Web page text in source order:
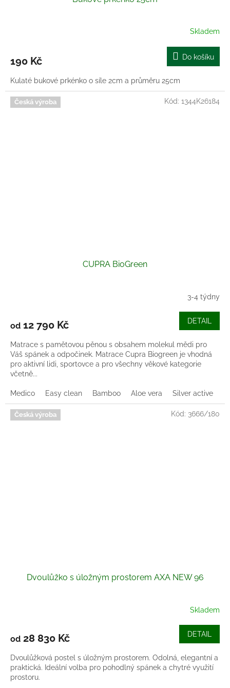
Skladem
190 Kč Do košíku
Kulaté bukové prkénko o síle 2cm a průměru 25cm
Česká výroba
CUPRA BioGreen
3-4 týdny
od 12 790 Kč DETAIL
Matrace s pamětovou pěnou s obsahem molekul mědi pro
Váš spánek a odpočinek. Matrace Cupra Biogreen je vhodná
pro aktivní lidi, sportovce a pro všechny věkové kategorie
včetně...
Medico Easy clean Bamboo Aloe vera Silver active
Kód: 1344K26184
Česká výroba
Dvoulůžko s úložným prostorem AXA NEW 96
Skladem
od 28 830 Kč DETAIL
Dvoulůžková postel s úložným prostorem. Odolná, elegantní a
praktická. Ideální volba pro pohodlný spánek a chytré využití
prostoru.
Kód: 3666/180